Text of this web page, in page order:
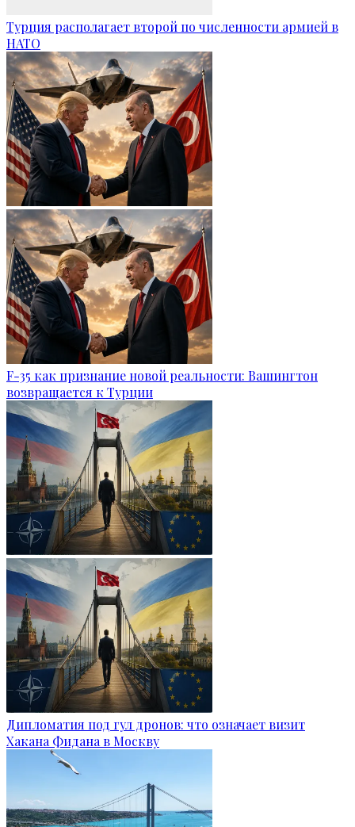
Турция располагает второй по численности армией в
НАТО
F-35 как признание новой реальности: Вашингтон
возвращается к Турции
Дипломатия под гул дронов: что означает визит
Хакана Фидана в Москву